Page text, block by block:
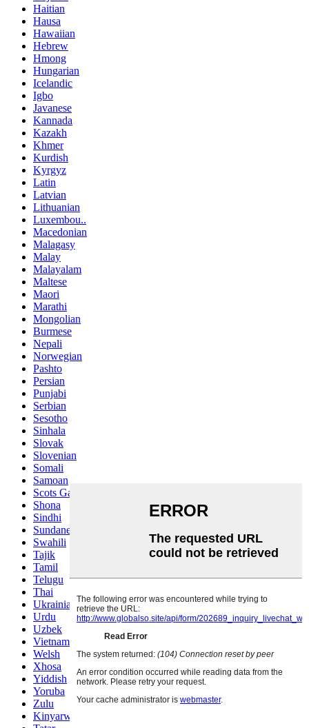
Haitian
Hausa
Hawaiian
Hebrew
Hmong
Hungarian
Icelandic
Igbo
Javanese
Kannada
Kazakh
Khmer
Kurdish
Kyrgyz
Latin
Latvian
Lithuanian
Luxembou..
Macedonian
Malagasy
Malay
Malayalam
Maltese
Maori
Marathi
Mongolian
Burmese
Nepali
Norwegian
Pashto
Persian
Punjabi
Serbian
Sesotho
Sinhala
Slovak
Slovenian
Somali
Samoan
Scots Gaelic
Shona
Sindhi
Sundanese
Swahili
Tajik
Tamil
Telugu
Thai
Ukrainian
Urdu
Uzbek
Vietnamese
Welsh
Xhosa
Yiddish
Yoruba
Zulu
Kinyarwanda